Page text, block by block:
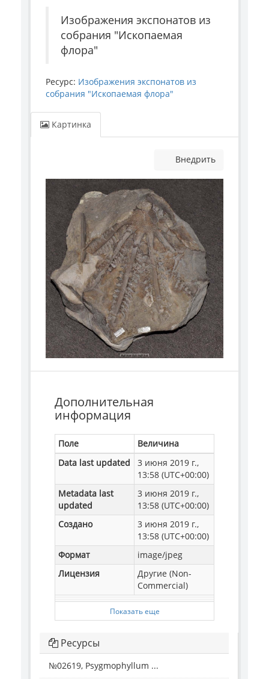
Изображения экспонатов из
собрания "Ископаемая
флора"
Ресурс: Изображения экспонатов из
собрания "Ископаемая флора"
Картинка
Внедрить
Дополнительная
информация
Поле
Величина
Data last updated
3 июня 2019 г.,
13:58 (UTC+00:00)
Metadata last
updated
3 июня 2019 г.,
13:58 (UTC+00:00)
Создано
3 июня 2019 г.,
13:58 (UTC+00:00)
Формат
image/jpeg
Лицензия
Другие (Non-
Commercial)
Показать еще
Ресурсы
№02619, Psygmophyllum ...